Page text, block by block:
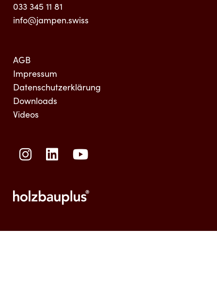
033 345 11 81
info@jampen.swiss
AGB
Impressum
Datenschutzerklärung
Downloads
Videos